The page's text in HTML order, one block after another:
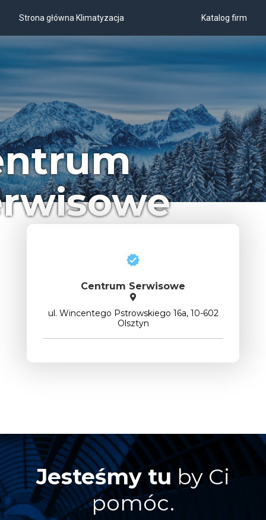
Strona główna Klimatyzacja Katalog firm
Centrum Serwisowe
ul. Wincentego Pstrowskiego 16a, 10-602
Olsztyn
Jesteśmy tu by Ci
pomóc.